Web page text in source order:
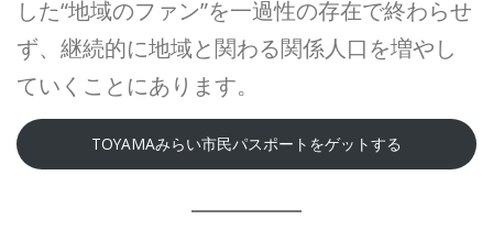
した“地域のファン”を一過性の存在で終わらせ
ず、継続的に地域と関わる関係人口を増やし
ていくことにあります。
TOYAMAみらい市民パスポートをゲットする